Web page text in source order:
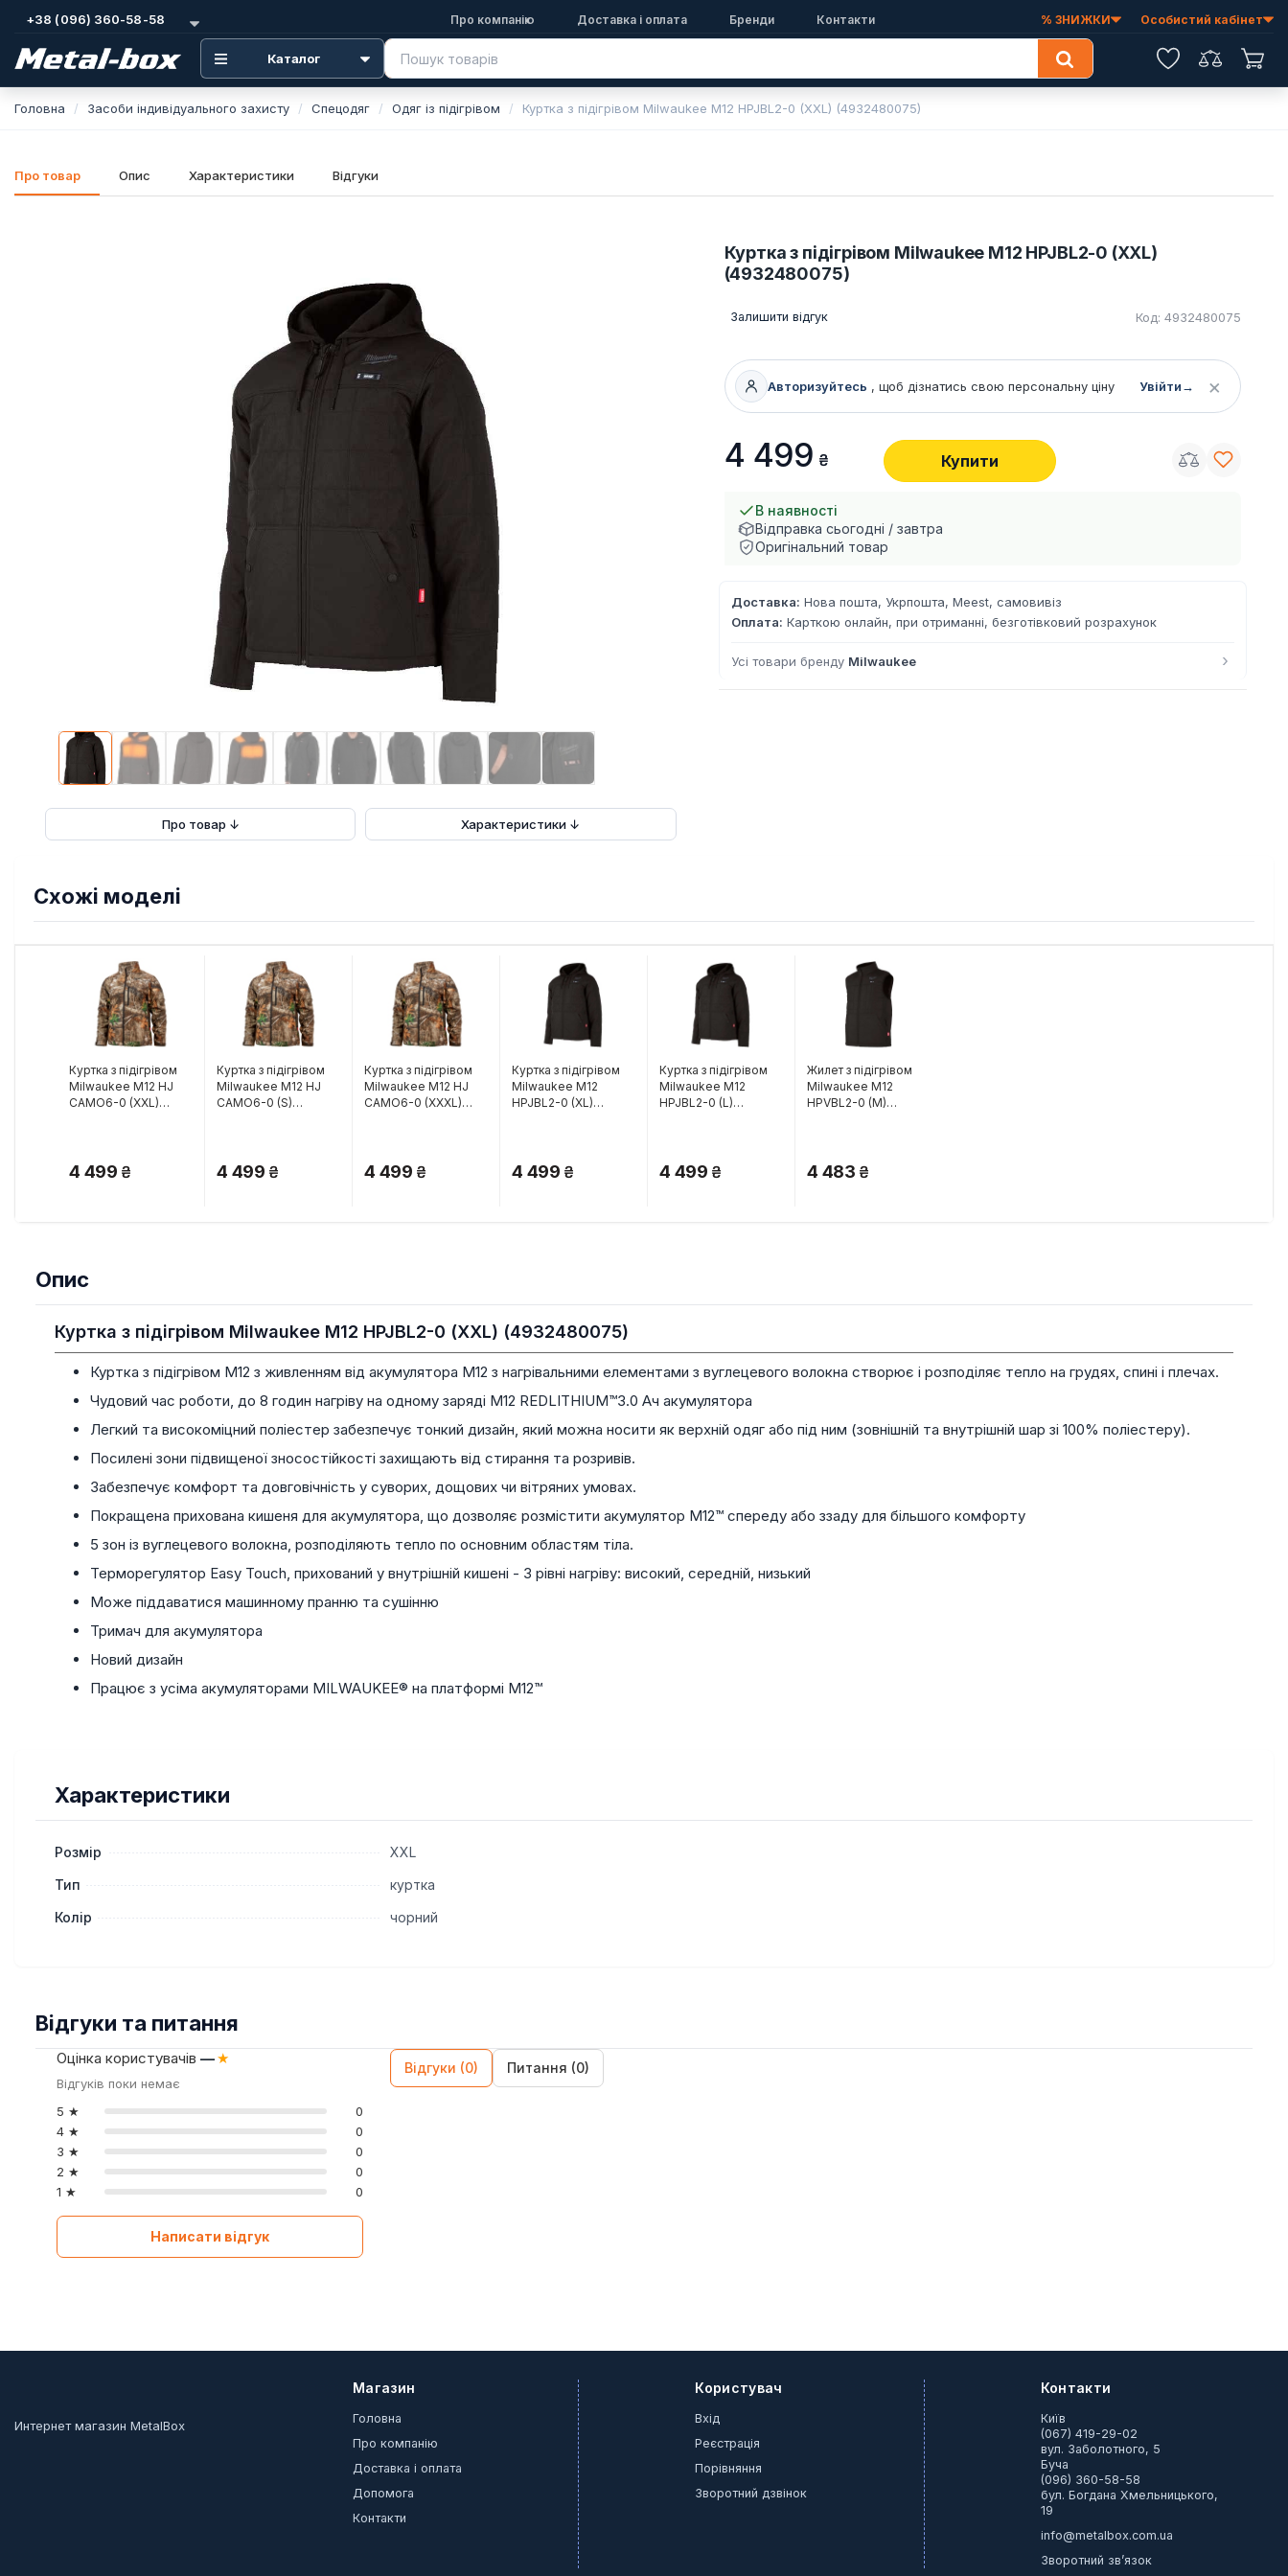
+38 (096) 360-58-58 Про компанію Доставка і оплата Бренди Контакти % ЗНИЖКИ Особистий кабінет
Каталог ОбранеПорівняння
Головна Засоби індивідуального захисту Спецодяг Одяг із підігрівом Куртка з підігрівом Milwaukee M12 HPJBL2-0 (XXL) (4932480075)
Про товар Опис Характеристики Відгуки
Про товар ↓ Характеристики ↓
Куртка з підігрівом Milwaukee M12 HPJBL2-0 (XXL)
(4932480075)
Залишити відгук Код: 4932480075
Авторизуйтесь , щоб дізнатись свою персональну ціну Увійти→ ×
4 499 Купити
В наявності
Відправка сьогодні / завтра
Оригінальний товар
Доставка: Нова пошта, Укрпошта, Meest, самовивіз
Оплата: Карткою онлайн, при отриманні, безготівковий розрахунок
Усі товари бренду Milwaukee ›
Схожі моделі
Куртка з підігрівом
Milwaukee M12 HJ
CAMO6-0 (XXL)
4 499
Куртка з підігрівом
Milwaukee M12 HJ
CAMO6-0 (S)
4 499
Куртка з підігрівом
Milwaukee M12 HJ
CAMO6-0 (XXXL)
4 499
Куртка з підігрівом
Milwaukee M12
HPJBL2-0 (XL)
4 499
Куртка з підігрівом
Milwaukee M12
HPJBL2-0 (L)
4 499
Жилет з підігрівом
Milwaukee M12
HPVBL2-0 (M)
4 483
Опис
Куртка з підігрівом Milwaukee M12 HPJBL2-0 (XXL) (4932480075)
Куртка з підігрівом M12 з живленням від акумулятора M12 з нагрівальними елементами з вуглецевого волокна створює і розподіляє тепло на грудях, спині і плечах.
Чудовий час роботи, до 8 годин нагріву на одному заряді M12 REDLITHIUM™3.0 Aч акумулятора
Легкий та високоміцний поліестер забезпечує тонкий дизайн, який можна носити як верхній одяг або під ним (зовнішній та внутрішній шар зі 100% поліестеру).
Посилені зони підвищеної зносостійкості захищають від стирання та розривів.
Забезпечує комфорт та довговічність у суворих, дощових чи вітряних умовах.
Покращена прихована кишеня для акумулятора, що дозволяє розмістити акумулятор M12™ спереду або ззаду для більшого комфорту
5 зон із вуглецевого волокна, розподіляють тепло по основним областям тіла.
Терморегулятор Easy Touch, прихований у внутрішній кишені - 3 рівні нагріву: високий, середній, низький
Може піддаватися машинному пранню та сушінню
Тримач для акумулятора
Новий дизайн
Працює з усіма акумуляторами MILWAUKEE® на платформі M12™
Характеристики
Розмір
XXL
Тип
куртка
Колір
чорний
Відгуки та питання
Оцінка користувачів —★
Відгуків поки немає
5 ★
0
4 ★
0
3 ★
0
2 ★
0
1 ★
0
Написати відгук
Відгуки (0) Питання (0)
Интернет магазин MetalBox
Магазин
Головна
Про компанію
Доставка і оплата
Допомога
Контакти
Користувач
Вхід
Реєстрація
Порівняння
Зворотний дзвінок
Контакти
Київ
(067) 419-29-02
вул. Заболотного, 5
Буча
(096) 360-58-58
бул. Богдана Хмельницького,
19
info@metalbox.com.ua
Зворотний зв’язок